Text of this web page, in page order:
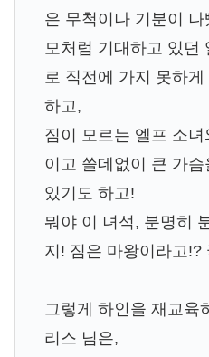
은 무척이나 기분이 나
모처럼 기대하고 있던
로 직전에 가지 못하
하고,
짐이 모르는 엘프 소
이고 쓸데없이 큰 가
있기도 하고!
뭐야 이 녀석, 분명히
지! 짐은 마왕이라고!?
그렇게 하인을 재교육
리스 님은,